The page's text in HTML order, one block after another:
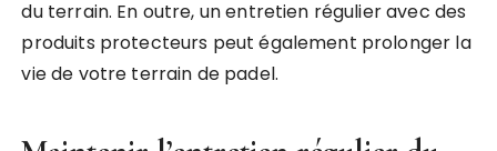
du terrain. En outre, un entretien régulier avec des
produits protecteurs peut également prolonger la
vie de votre terrain de padel.